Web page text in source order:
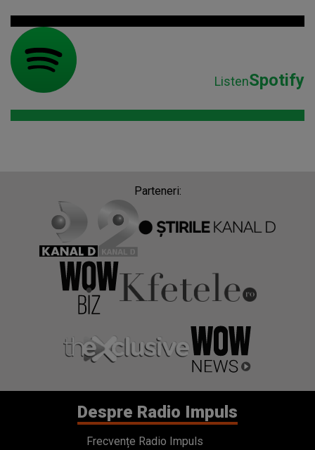
ListenSpotify
Parteneri:
Despre Radio Impuls
Frecvențe Radio Impuls